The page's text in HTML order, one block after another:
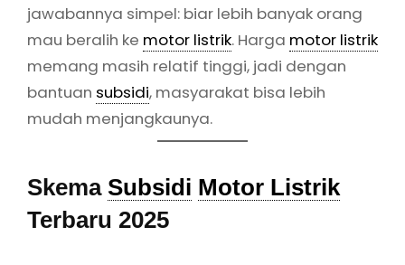
jawabannya simpel: biar lebih banyak orang
mau beralih ke motor listrik. Harga motor listrik
memang masih relatif tinggi, jadi dengan
bantuan subsidi, masyarakat bisa lebih
mudah menjangkaunya.
Skema Subsidi Motor Listrik
Terbaru 2025